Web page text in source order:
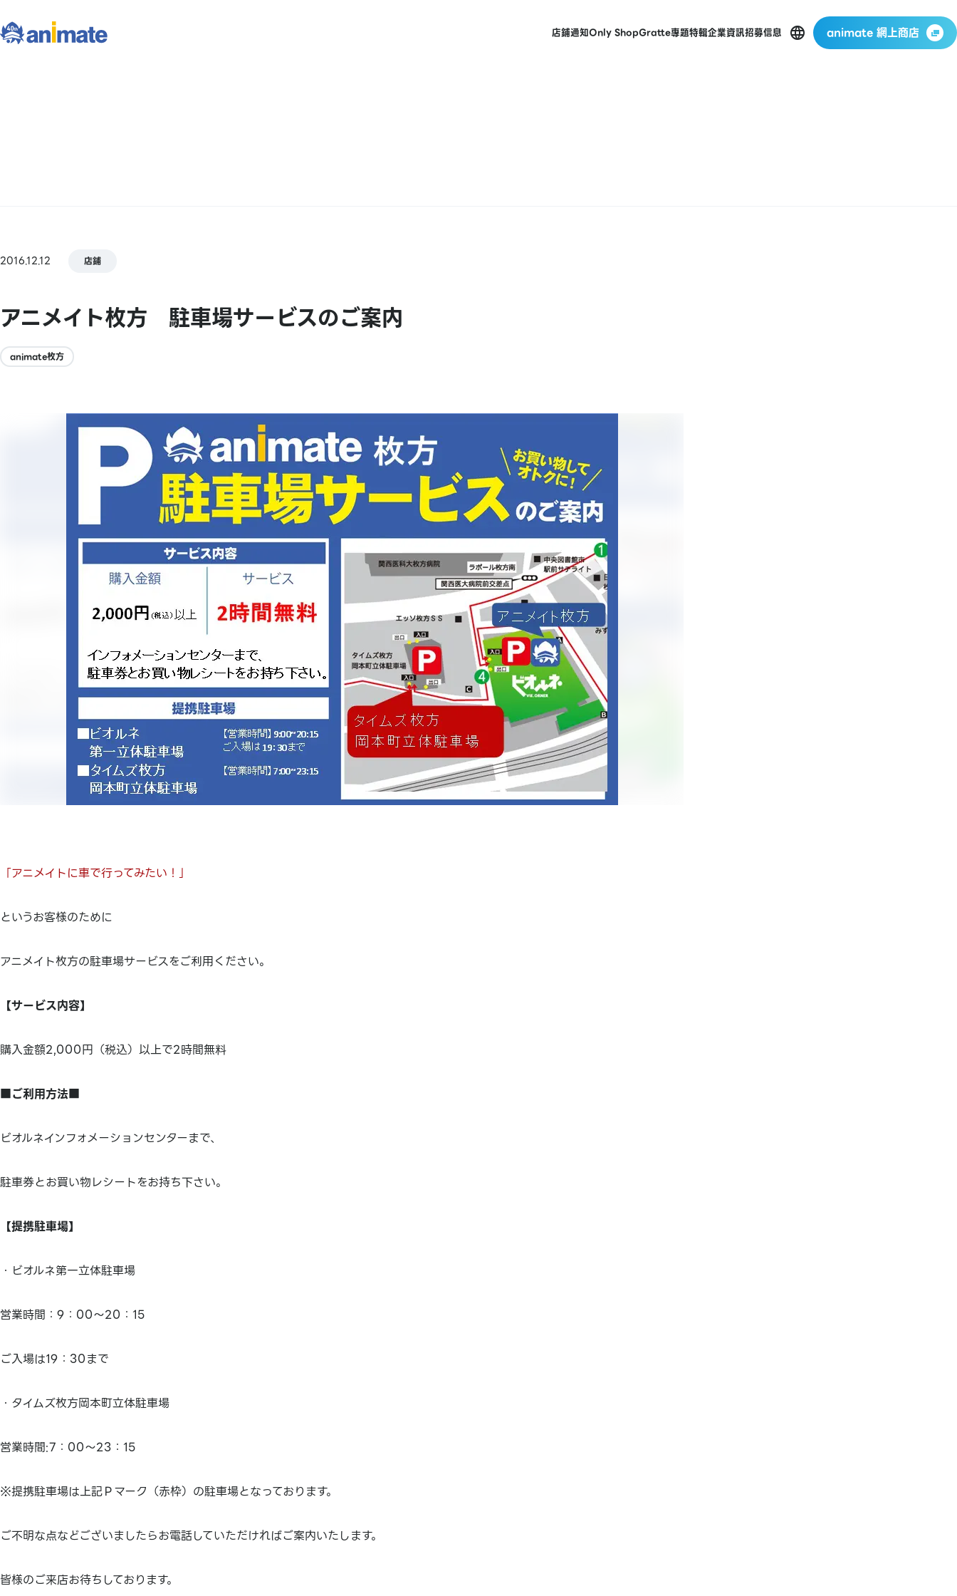
店鋪通知Only ShopGratte專題特輯企業資訊招募信息 animate 網上商店
2016.12.12 店鋪
アニメイト枚方 駐車場サービスのご案内
animate枚方
「アニメイトに車で行ってみたい！」
というお客様のために
アニメイト枚方の駐車場サービスをご利用ください。
【サービス内容】
購入金額2,000円（税込）以上で2時間無料
■ご利用方法■
ビオルネインフォメーションセンターまで、
駐車券とお買い物レシートをお持ち下さい。
【提携駐車場】
・ビオルネ第一立体駐車場
営業時間：9：00～20：15
ご入場は19：30まで
・タイムズ枚方岡本町立体駐車場
営業時間:7：00～23：15
※提携駐車場は上記Ｐマーク（赤枠）の駐車場となっております。
ご不明な点などございましたらお電話していただければご案内いたします。
皆様のご来店お待ちしております。